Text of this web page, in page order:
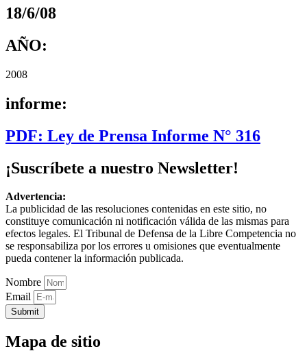
18/6/08
AÑO:
2008
informe:
PDF: Ley de Prensa Informe N° 316
¡Suscríbete a nuestro Newsletter!
Advertencia:
La publicidad de las resoluciones contenidas en este sitio, no
constituye comunicación ni notificación válida de las mismas para
efectos legales. El Tribunal de Defensa de la Libre Competencia no
se responsabiliza por los errores u omisiones que eventualmente
pueda contener la información publicada.
Nombre
Email
Submit
Mapa de sitio